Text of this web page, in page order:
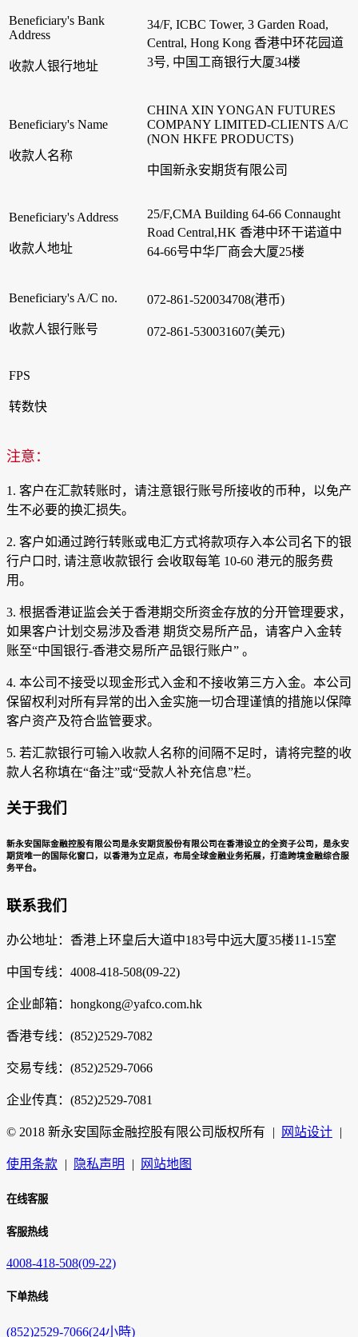
Beneficiary's Bank
Address
收款人银行地址
34/F, ICBC Tower, 3 Garden Road,
Central, Hong Kong 香港中环花园道
3号, 中国工商银行大厦34楼
Beneficiary's Name
收款人名称
CHINA XIN YONGAN FUTURES
COMPANY LIMITED-CLIENTS A/C
(NON HKFE PRODUCTS)
中国新永安期货有限公司
Beneficiary's Address
收款人地址
25/F,CMA Building 64-66 Connaught
Road Central,HK 香港中环干诺道中
64-66号中华厂商会大厦25楼
Beneficiary's A/C no.
收款人银行账号
072-861-520034708(港币)
072-861-530031607(美元)
FPS
转数快
注意：
1. 客户在汇款转账时，请注意银行账号所接收的币种，以免产
生不必要的换汇损失。
2. 客户如通过跨行转账或电汇方式将款项存入本公司名下的银
行户口时, 请注意收款银行 会收取每笔 10-60 港元的服务费
用。
3. 根据香港证监会关于香港期交所资金存放的分开管理要求，
如果客户计划交易涉及香港 期货交易所产品，请客户入金转
账至“中国银行-香港交易所产品银行账户” 。
4. 本公司不接受以现金形式入金和不接收第三方入金。本公司
保留权利对所有异常的出入金实施一切合理谨慎的措施以保障
客户资产及符合监管要求。
5. 若汇款银行可输入收款人名称的间隔不足时，请将完整的收
款人名称填在“备注”或“受款人补充信息”栏。
关于我们
新永安国际金融控股有限公司是永安期货股份有限公司在香港设立的全资子公司，是永安
期货唯一的国际化窗口，以香港为立足点，布局全球金融业务拓展，打造跨境金融综合服
务平台。
联系我们
办公地址：香港上环皇后大道中183号中远大厦35楼11-15室
中国专线：4008-418-508(09-22)
企业邮箱：hongkong@yafco.com.hk
香港专线：(852)2529-7082
交易专线：(852)2529-7066
企业传真：(852)2529-7081
© 2018 新永安国际金融控股有限公司版权所有 | 网站设计 |
使用条款 | 隐私声明 | 网站地图
在线客服
客服热线
4008-418-508(09-22)
下单热线
(852)2529-7066(24小時)